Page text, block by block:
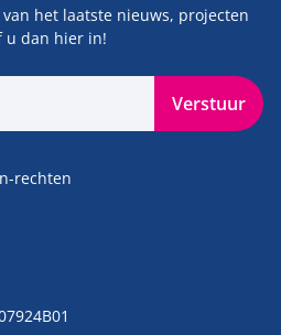
het laatste nieuws, projecten
u dan hier in!
Verstuur
rechten